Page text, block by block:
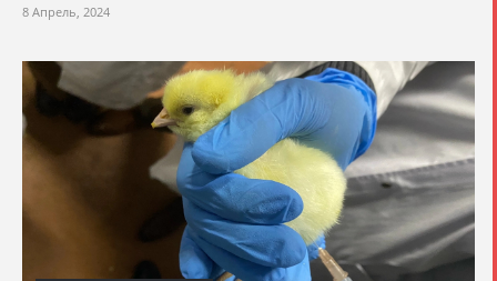
8 Апрель, 2024